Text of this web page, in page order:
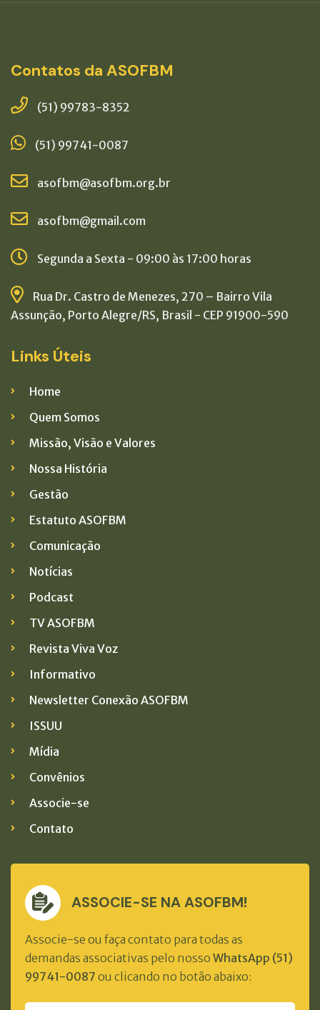
Contatos da ASOFBM
(51) 99783-8352
(51) 99741-0087
asofbm@asofbm.org.br
asofbm@gmail.com
Segunda a Sexta - 09:00 às 17:00 horas
Rua Dr. Castro de Menezes, 270 – Bairro Vila
Assunção, Porto Alegre/RS, Brasil - CEP 91900-590
Links Úteis
Home
Quem Somos
Missão, Visão e Valores
Nossa História
Gestão
Estatuto ASOFBM
Comunicação
Notícias
Podcast
TV ASOFBM
Revista Viva Voz
Informativo
Newsletter Conexão ASOFBM
ISSUU
Mídia
Convênios
Associe-se
Contato
ASSOCIE-SE NA ASOFBM!
Associe-se ou faça contato para todas as
demandas associativas pelo nosso WhatsApp (51)
99741-0087 ou clicando no botão abaixo: